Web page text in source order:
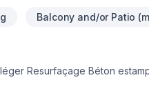
Balcony and/or Patio
Resurfaçage Béton